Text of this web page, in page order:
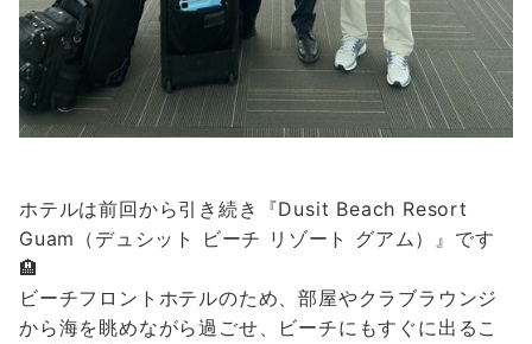
ホテルは前回から引き続き『Dusit Beach Resort
Guam（デュシット ビーチ リゾート グアム）』です
🏨
ビーチフロントホテルのため、部屋やクラブラウンジ
から海を眺めながら過ごせ、ビーチにもすぐに出るこ